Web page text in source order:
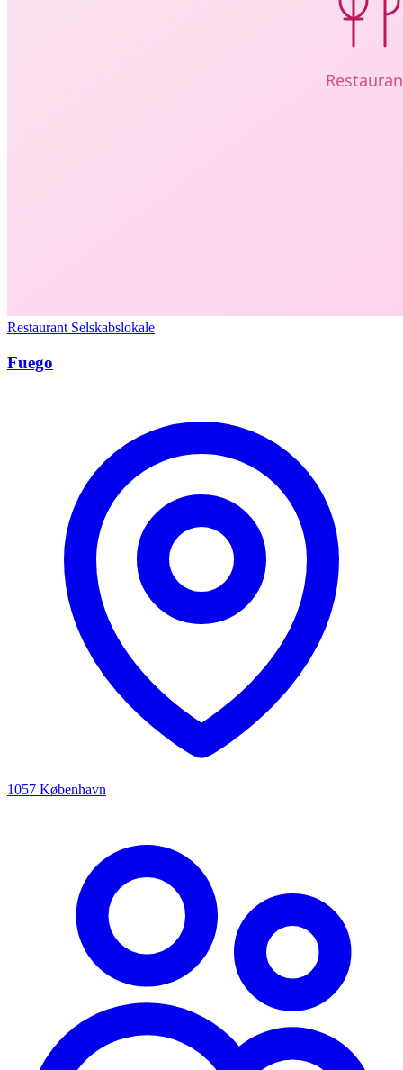
Restaurant Selskabslokale
Fuego
1057 København